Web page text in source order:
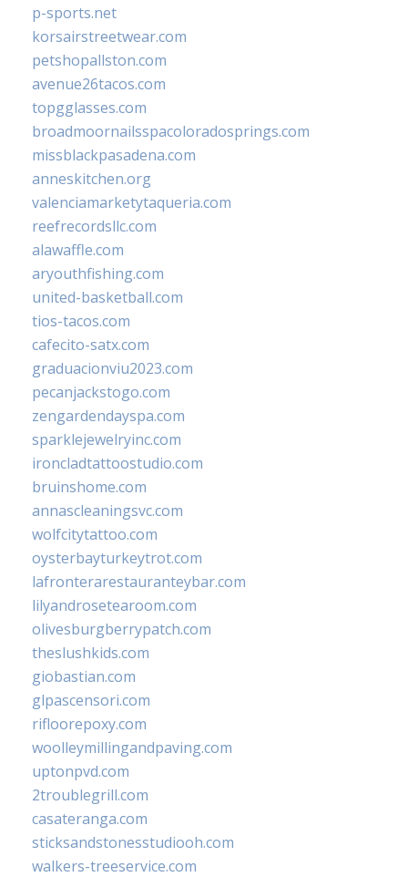
p-sports.net
korsairstreetwear.com
petshopallston.com
avenue26tacos.com
topgglasses.com
broadmoornailsspacoloradosprings.com
missblackpasadena.com
anneskitchen.org
valenciamarketytaqueria.com
reefrecordsllc.com
alawaffle.com
aryouthfishing.com
united-basketball.com
tios-tacos.com
cafecito-satx.com
graduacionviu2023.com
pecanjackstogo.com
zengardendayspa.com
sparklejewelryinc.com
ironcladtattoostudio.com
bruinshome.com
annascleaningsvc.com
wolfcitytattoo.com
oysterbayturkeytrot.com
lafronterarestauranteybar.com
lilyandrosetearoom.com
olivesburgberrypatch.com
theslushkids.com
giobastian.com
glpascensori.com
rifloorepoxy.com
woolleymillingandpaving.com
uptonpvd.com
2troublegrill.com
casateranga.com
sticksandstonesstudiooh.com
walkers-treeservice.com